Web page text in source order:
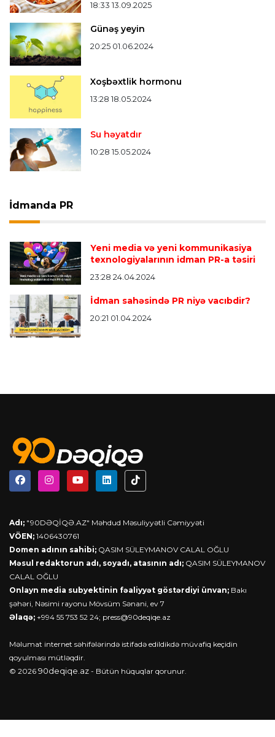
18:33 13.09.2025
Günəş yeyin
20:25 01.06.2024
Xoşbəxtlik hormonu
13:28 18.05.2024
Su həyatdır
10:28 15.05.2024
İdmanda PR
Yeni media və yeni kommunikasiya
texnologiyalarının idman PR-a təsiri
23:28 24.04.2024
İdman sahəsində PR niyə vacıbdir?
20:21 01.04.2024
Adı; "90DƏQİQƏ.AZ" Məhdud Məsuliyyətli Cəmiyyəti
VÖEN; 1406430761
Domen adının sahibi; QASIM SÜLEYMANOV CALAL OĞLU
Məsul redaktorun adı, soyadı, atasının adı; QASIM SÜLEYMANOV
CALAL OĞLU
Onlayn media subyektinin fəaliyyət göstərdiyi ünvan; Bakı
şəhəri, Nəsimi rayonu Mövsüm Sənani, ev 7
Əlaqə; +994 55 753 52 24; press@90deqiqe.az
Məlumat internet səhifələrində istifadə edildikdə müvafiq keçidin
qoyulması mütləqdir.
© 2026 90deqiqe.az - Bütün hüquqlar qorunur.